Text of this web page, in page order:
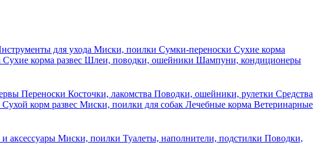
для ухода Миски, поилки Сумки-переноски Сухие корма
Сухие корма развес Шлеи, поводки, ошейники Шампуни, кондиционеры
Переноски Косточки, лакомства Поводки, ошейники, рулетки Средства
Сухой корм развес Миски, поилки для собак Лечебные корма Ветеринарные
аксессуары Миски, поилки Туалеты, наполнители, подстилки Поводки,